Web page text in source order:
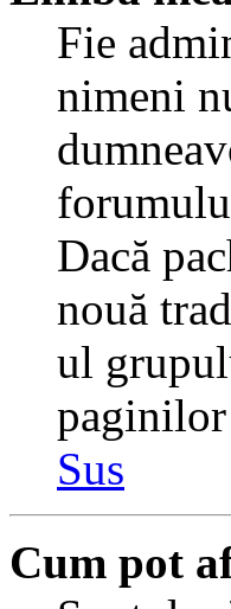
Fie
nimeni
Dacă
nouă
ul
Sus
Cum pot